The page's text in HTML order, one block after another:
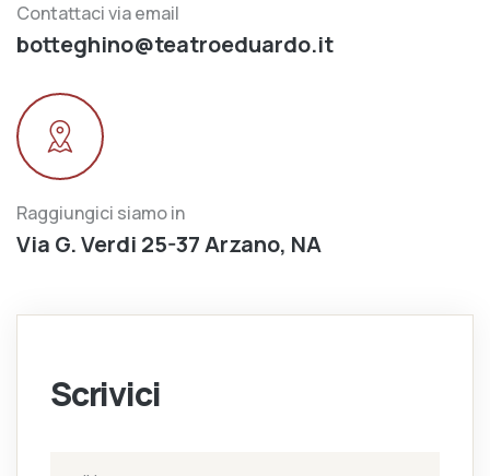
Contattaci via email
botteghino@teatroeduardo.it
Raggiungici siamo in
Via G. Verdi 25-37 Arzano, NA
Scrivici